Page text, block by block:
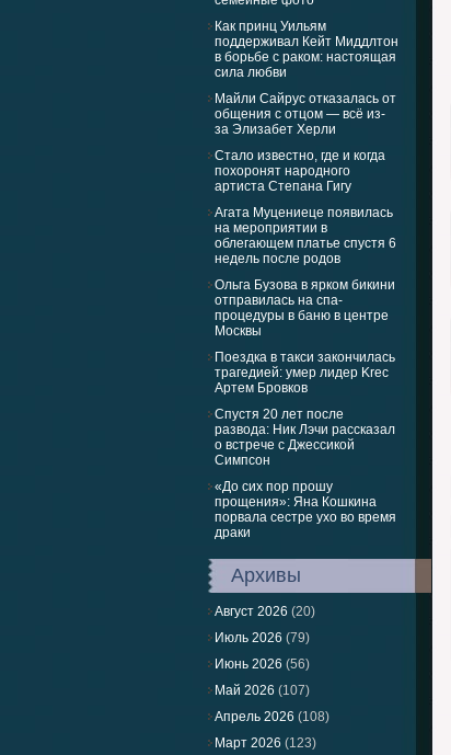
Как принц Уильям
поддерживал Кейт Миддлтон
в борьбе с раком: настоящая
сила любви
Майли Сайрус отказалась от
общения с отцом — всё из-
за Элизабет Херли
Стало известно, где и когда
похоронят народного
артиста Степана Гигу
Агата Муцениеце появилась
на мероприятии в
облегающем платье спустя 6
недель после родов
Ольга Бузова в ярком бикини
отправилась на спа-
процедуры в баню в центре
Москвы
Поездка в такси закончилась
трагедией: умер лидер Krec
Артем Бровков
Спустя 20 лет после
развода: Ник Лэчи рассказал
о встрече с Джессикой
Симпсон
«До сих пор прошу
прощения»: Яна Кошкина
порвала сестре ухо во время
драки
Архивы
Август 2026 (20)
Июль 2026 (79)
Июнь 2026 (56)
Май 2026 (107)
Апрель 2026 (108)
Март 2026 (123)